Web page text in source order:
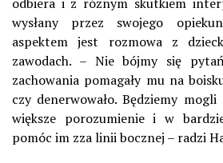
odbiera i z różnym skutkiem
wysłany przez swojego
aspektem jest rozmowa z
zawodach. – Nie bójmy się
zachowania pomagały mu na
czy denerwowało. Będziemy
większe porozumienie i w
pomóc im zza linii bocznej – radzi